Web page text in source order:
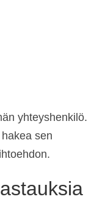
yhteyshenkilö.
sen